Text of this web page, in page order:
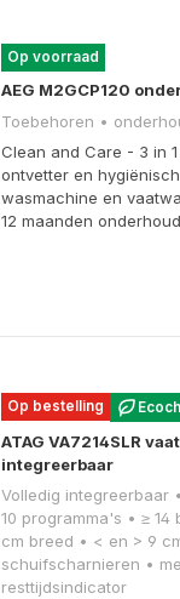
Op voorraad
AEG M2GCP120
Toebehoren •
Clean and Care - 3 in
ontvetter en
wasmachine en
12 maanden
Op bestelling
ATAG VA7214SLR
integreerbaar
Volledig integreerbaar • stil (≤ 43 dB) • >
10 programma's • ≥ 14 bestekken • 60
cm breed • < en > 9 cm plinthoogte • B •
schuifscharnieren • met startuitstel • met
resttijdsindicator